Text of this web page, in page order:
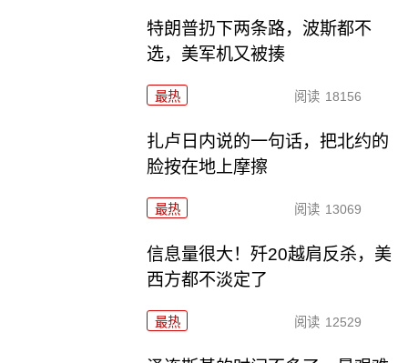
特朗普扔下两条路，波斯都不
选，美军机又被揍
最热 阅读 18156
扎卢日内说的一句话，把北约的
脸按在地上摩擦
最热 阅读 13069
信息量很大！歼20越肩反杀，美
西方都不淡定了
最热 阅读 12529